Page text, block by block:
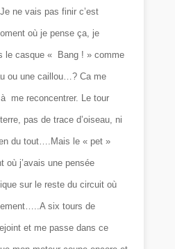
ne vais pas finir c’est
où je pense ça, je
le casque « Bang ! » comme
ou une caillou…? Ca me
me reconcentrer. Le tour
pas de trace d’oiseau, ni
du tout….Mais le « pet »
où j’avais une pensée
sur le reste du circuit où
six tours de
et me passe dans ce